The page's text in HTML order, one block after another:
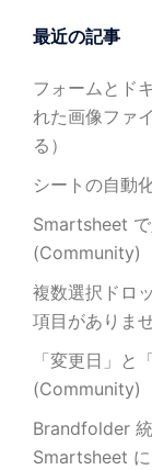
最近の記事
フォームとド
れた画像ファ
る）
シートの自動
Smartsheet
(Community)
複数選択ドロ
項目がありま
「変更日」と
(Community)
Brandfolder
Smartsheet